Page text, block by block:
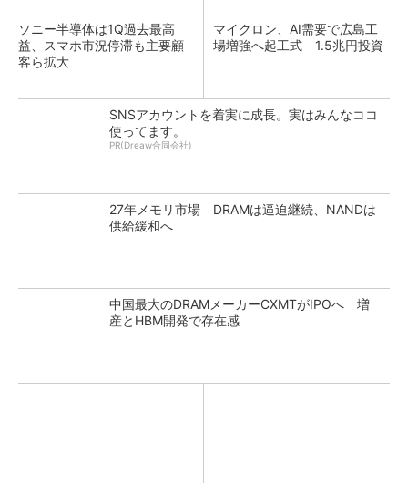
ソニー半導体は1Q過去最高
益、スマホ市況停滞も主要顧
客ら拡大
マイクロン、AI需要で広島工
場増強へ起工式 1.5兆円投資
SNSアカウントを着実に成長。実はみんなココ
使ってます。
PR(Dreaw合同会社)
27年メモリ市場 DRAMは逼迫継続、NANDは
供給緩和へ
中国最大のDRAMメーカーCXMTがIPOへ 増
産とHBM開発で存在感